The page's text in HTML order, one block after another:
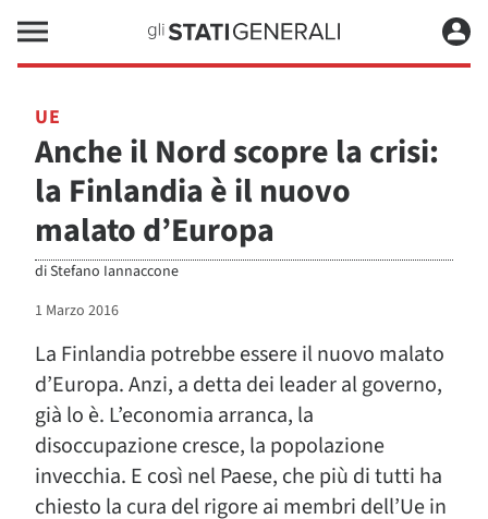
UE
Anche il Nord scopre la crisi:
la Finlandia è il nuovo
malato d’Europa
diStefano Iannaccone
1 Marzo 2016
La Finlandia potrebbe essere il nuovo malato
d’Europa. Anzi, a detta dei leader al governo,
già lo è. L’economia arranca, la
disoccupazione cresce, la popolazione
invecchia. E così nel Paese, che più di tutti ha
chiesto la cura del rigore ai membri dell’Ue in